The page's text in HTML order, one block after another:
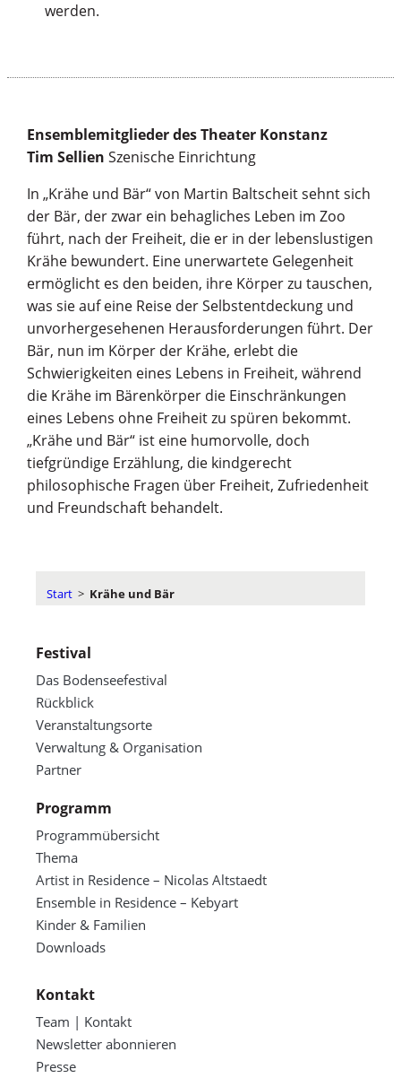
werden.
Ensemblemitglieder des Theater Konstanz
Tim Sellien Szenische Einrichtung
In „Krähe und Bär“ von Martin Baltscheit sehnt sich
der Bär, der zwar ein behagliches Leben im Zoo
führt, nach der Freiheit, die er in der lebenslustigen
Krähe bewundert. Eine unerwartete Gelegenheit
ermöglicht es den beiden, ihre Körper zu tauschen,
was sie auf eine Reise der Selbstentdeckung und
unvorhergesehenen Herausforderungen führt. Der
Bär, nun im Körper der Krähe, erlebt die
Schwierigkeiten eines Lebens in Freiheit, während
die Krähe im Bärenkörper die Einschränkungen
eines Lebens ohne Freiheit zu spüren bekommt.
„Krähe und Bär“ ist eine humorvolle, doch
tiefgründige Erzählung, die kindgerecht
philosophische Fragen über Freiheit, Zufriedenheit
und Freundschaft behandelt.
Start> Krähe und Bär
Festival
Das Bodenseefestival
Rückblick
Veranstaltungsorte
Verwaltung & Organisation
Partner
Programm
Programmübersicht
Thema
Artist in Residence – Nicolas Altstaedt
Ensemble in Residence – Kebyart
Kinder & Familien
Downloads
Kontakt
Team | Kontakt
Newsletter abonnieren
Presse